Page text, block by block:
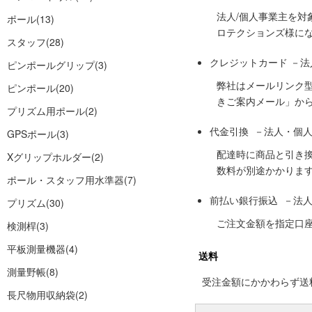
ポール(13)
スタッフ(28)
ピンポールグリップ(3)
ピンポール(20)
プリズム用ポール(2)
GPSポール(3)
Xグリップホルダー(2)
ポール・スタッフ用水準器(7)
プリズム(30)
検測桿(3)
平板測量機器(4)
測量野帳(8)
長尺物用収納袋(2)
法人/個人事業主を対
ロテクションズ様に
クレジットカード －
弊社はメールリンク
きご案内メール」か
代金引換 －法人・個
配達時に商品と引き
数料が別途かかりま
前払い銀行振込 －法
ご注文金額を指定口
送料
受注金額にかかわらず